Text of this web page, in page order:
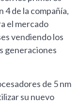
de la compañía,
el mercado
vendiendo los
generaciones
de 5 nm
su nuevo